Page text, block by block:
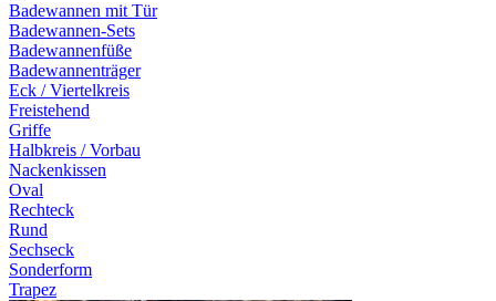
Badewannen mit Tür
Badewannen-Sets
Badewannenfüße
Badewannenträger
Eck / Viertelkreis
Freistehend
Griffe
Halbkreis / Vorbau
Nackenkissen
Oval
Rechteck
Rund
Sechseck
Sonderform
Trapez